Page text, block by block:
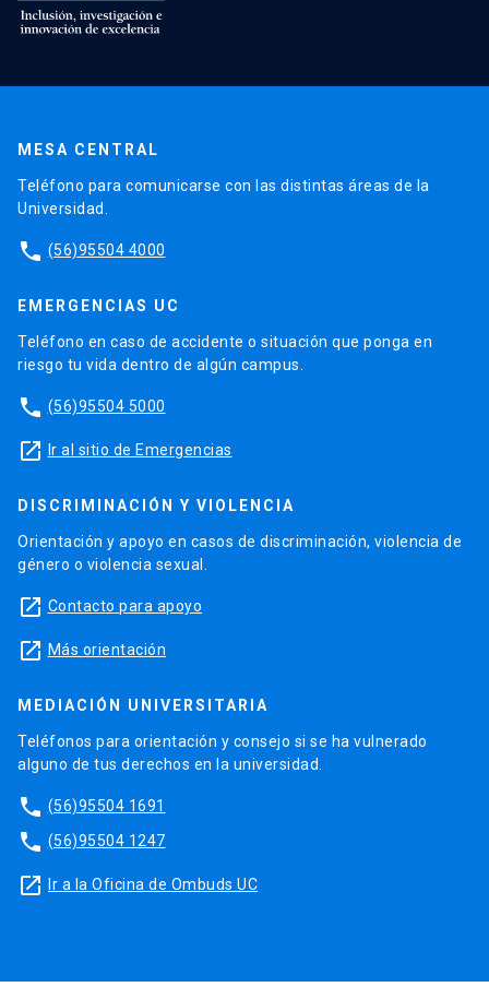
MESA CENTRAL
Teléfono para comunicarse con las distintas áreas de la
Universidad.
phone (56)95504 4000
EMERGENCIAS UC
Teléfono en caso de accidente o situación que ponga en
riesgo tu vida dentro de algún campus.
phone (56)95504 5000
launch Ir al sitio de Emergencias
DISCRIMINACIÓN Y VIOLENCIA
Orientación y apoyo en casos de discriminación, violencia de
género o violencia sexual.
launch Contacto para apoyo
launch Más orientación
MEDIACIÓN UNIVERSITARIA
Teléfonos para orientación y consejo si se ha vulnerado
alguno de tus derechos en la universidad.
phone (56)95504 1691
phone (56)95504 1247
launch Ir a la Oficina de Ombuds UC